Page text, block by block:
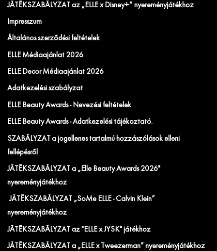
JÁTÉKSZABÁLYZAT az „ELLE x Disney+” nyereményjátékhoz
Impresszum
Általános szerződési feltételek
ELLE Médiaajánlat 2026
ELLE Decor Médiaajánlat 2026
Adatkezelési szabályzat
ELLE Beauty Awards - Nevezési feltételek
ELLE Beauty Awards - Adatkezelési tájékoztató.
SZABÁLYZAT a jogellenes tartalmú hozzászólások elleni
fellépésről
JÁTÉKSZABÁLYZAT a „Elle Beauty Awards 2026"
nyereményjátékhoz
JÁTÉKSZABÁLYZAT „SoMe ELLE - Calvin Klein”
nyereményjátékhoz
JÁTÉKSZABÁLYZAT az "ELLE x JYSK" játékhoz
JÁTÉKSZABÁLYZAT a „ELLE x Tweezerman” nyereményjátékhoz